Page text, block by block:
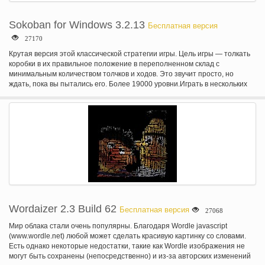
Sokoban for Windows 3.2.13 Бесплатная версия
27170
Крутая версия этой классической стратегии игры. Цель игры — толкать
коробки в их правильное положение в переполненном склад с
минимальным количеством толчков и ходов. Это звучит просто, но
ждать, пока вы пытались его. Более 19000 уровни.Играть в нескольких
собственные уровни с редактором уровней. Более чем 30 скины
Wordaizer 2.3 Build 62 Бесплатная версия 27068
Мир облака стали очень популярны. Благодаря Wordle javascript
(www.wordle.net) любой может сделать красивую картинку со словами.
Есть однако некоторые недостатки, такие как Wordle изображения не
могут быть сохранены (непосредственно) и из-за авторских изменений